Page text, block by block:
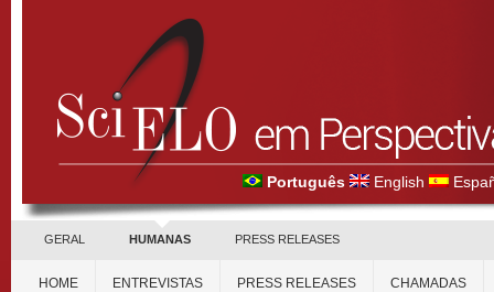
Português English
GERAL HUMANAS PRESS RELEASES
HOME ENTREVISTAS PRESS RELEASES CHAMADAS